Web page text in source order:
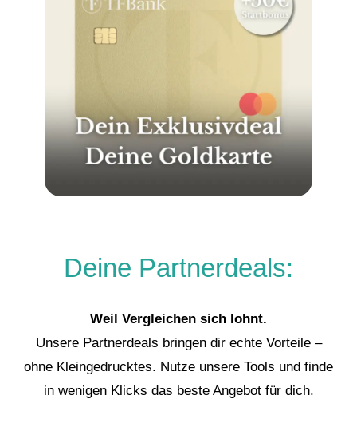
Deine Partnerdeals:
Weil Vergleichen sich lohnt.
Unsere Partnerdeals bringen dir echte Vorteile –
ohne Kleingedrucktes. Nutze unsere Tools und finde
in wenigen Klicks das beste Angebot für dich.